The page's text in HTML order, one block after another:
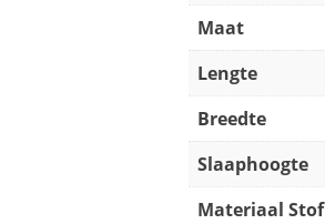
Maat
Lengte
Breedte
Slaaphoogte
Materiaal Stof